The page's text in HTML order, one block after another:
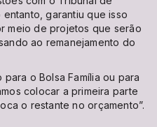
entanto, garantiu que isso
meio de projetos que serão
ao remanejamento do
o Bolsa Família ou para
colocar a primeira parte
o restante no orçamento”.